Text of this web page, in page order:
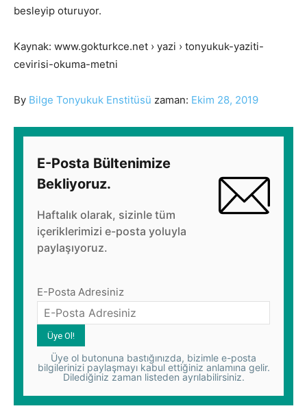
besleyip oturuyor.
Kaynak: www.gokturkce.net › yazi › tonyukuk-yaziti-
cevirisi-okuma-metni
By Bilge Tonyukuk Enstitüsü zaman: Ekim 28, 2019
E-Posta Bültenimize
Bekliyoruz.
Haftalık olarak, sizinle tüm
içeriklerimizi e-posta yoluyla
paylaşıyoruz.
E-Posta Adresiniz
Üye ol butonuna bastığınızda, bizimle e-posta
bilgilerinizi paylaşmayı kabul ettiğiniz anlamına gelir.
Dilediğiniz zaman listeden ayrılabilirsiniz.